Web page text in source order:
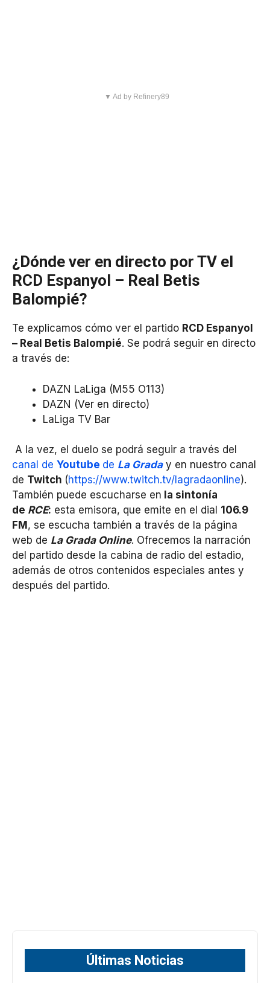
▼ Ad by Refinery89
¿Dónde ver en directo por TV el
RCD Espanyol – Real Betis
Balompié?
Te explicamos cómo ver el partido RCD Espanyol
– Real Betis Balompié. Se podrá seguir en directo
a través de:
DAZN LaLiga (M55 O113)
DAZN (Ver en directo)
LaLiga TV Bar
A la vez, el duelo se podrá seguir a través del
canal de Youtube de La Grada y en nuestro canal
de Twitch (https://www.twitch.tv/lagradaonline).
También puede escucharse en la sintonía
de RCE: esta emisora, que emite en el dial 106.9
FM , se escucha también a través de la página
web de La Grada Online. Ofrecemos la narración
del partido desde la cabina de radio del estadio,
además de otros contenidos especiales antes y
después del partido.
Últimas Noticias